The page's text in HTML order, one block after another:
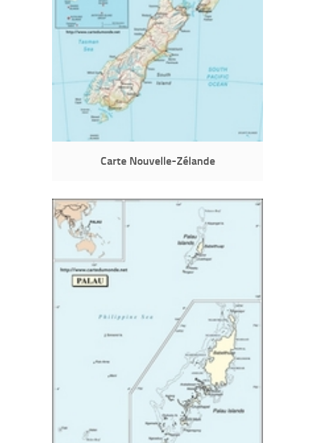
Carte Nouvelle-Zélande